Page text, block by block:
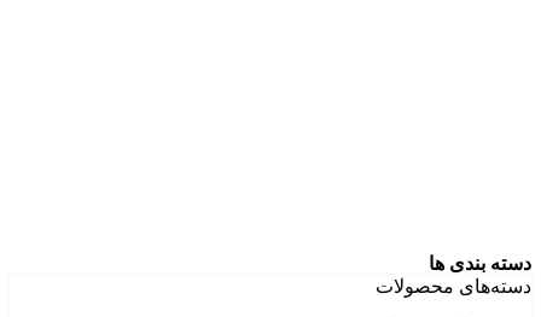
دسته بندی ها
دسته‌های محصولات